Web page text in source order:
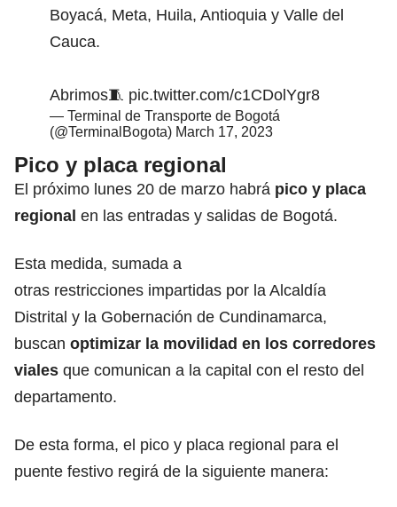
Boyacá, Meta, Huila, Antioquia y Valle del
Cauca.
Abrimos🧵 pic.twitter.com/c1CDolYgr8
— Terminal de Transporte de Bogotá
(@TerminalBogota) March 17, 2023
Pico y placa regional
El próximo lunes 20 de marzo habrá pico y placa
regional en las entradas y salidas de Bogotá.
Esta medida, sumada a
otras restricciones impartidas por la Alcaldía
Distrital y la Gobernación de Cundinamarca,
buscan optimizar la movilidad en los corredores
viales que comunican a la capital con el resto del
departamento.
De esta forma, el pico y placa regional para el
puente festivo regirá de la siguiente manera: